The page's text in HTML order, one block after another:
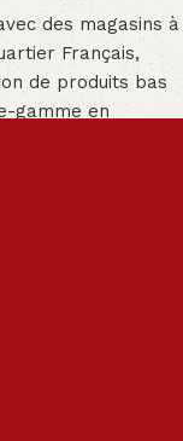
des magasins à
Français,
de produits bas
gamme en
- Canapé -
- Armoire - Table
- Lit - Bureau -
-
Bosh, Moulinex,